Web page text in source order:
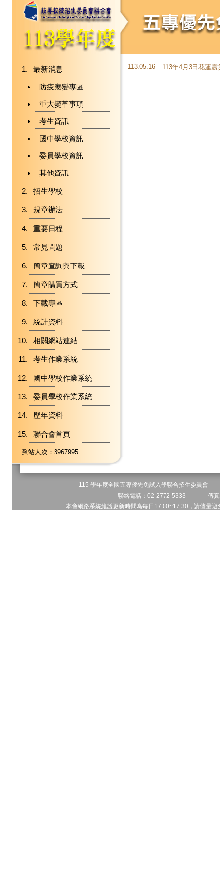
最新消息
防疫應變專區
重大變革事項
考生資訊
國中學校資訊
委員學校資訊
其他資訊
招生學校
規章辦法
重要日程
常見問題
簡章查詢與下載
簡章購買方式
下載專區
統計資料
相關網站連結
考生作業系統
國中學校作業系統
委員學校作業系統
歷年資料
聯合會首頁
到站人次：3967995
113.05.16 113年4月3日花蓮
115 學年度全國五專優先免試入學聯合招生委員會
聯絡電話：02-2772-5333 傳
本會網路系統維護更新時間為每日17:00~17:30，請儘量